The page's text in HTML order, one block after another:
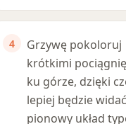
Grzywę pokoloruj
krótkimi
ku górze, dzięki
lepiej będzie
pionowy układ